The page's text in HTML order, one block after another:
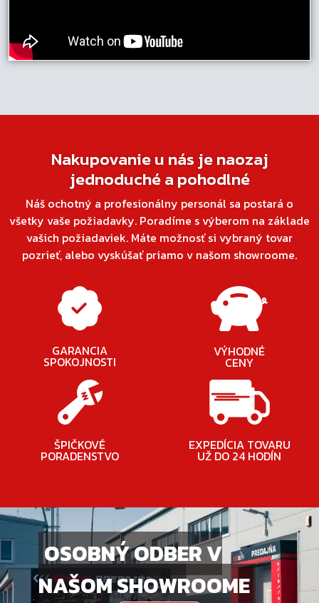
Nakupovanie u nás je naozaj
jednoduché a pohodlné
Náš ochotný a profesionálny personál sa postará o
všetky vaše požiadavky. Poradíme s výberom na základe
vašich požiadaviek. Máte možnosť si vybraný tovar
pozrieť, alebo vyskúšať priamo v našom showroome.
GARANCIA
SPOKOJNOSTI
VÝHODNÉ
CENY
ŠPIČKOVÉ
PORADENSTVO
EXPEDÍCIA TOVARU
UŽ DO 24 HODÍN
OSOBNÝ ODBER V
NAŠOM SHOWROOME